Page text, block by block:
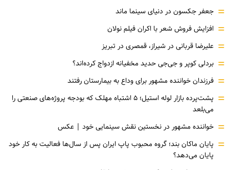
= جعفر جکسون در دنیای سینما ماند
= افزایش فروش شعر با اکران فیلم نولان
= علیرضا قربانی در شیراز، قمصری در تبریز
= بردلی کوپر و جی‌جی حدید مخفیانه ازدواج کرده‌اند؟
= فرزندان خواننده مشهور برای وداع به بیمارستان رفتند
=
پشت‌پرده بازار لوله استیل؛ ۵ اشتباه مهلک که بودجه پروژه‌های صنعتی را
می‌بلعد
= خواننده مشهور در نخستین نقش سینمایی خود |‌ عکس
= پایان ماکان بند؛ گروه محبوب پاپ ایران پس از سال‌ها فعالیت به کار خود
پایان می‌دهد؟